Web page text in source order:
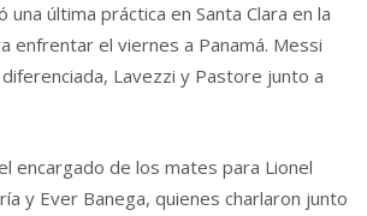
una última práctica en Santa Clara en la
enfrentar el viernes a Panamá. Messi
Lavezzi y Pastore junto a
encargado de los mates para Lionel
y Ever Banega, quienes charlaron junto